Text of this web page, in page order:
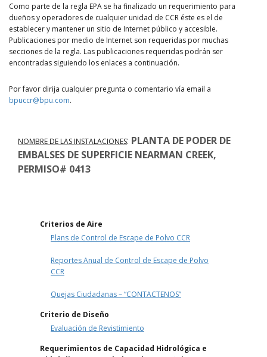
Como parte de la regla EPA se ha finalizado un requerimiento para
dueños y operadores de cualquier unidad de CCR éste es el de
establecer y mantener un sitio de Internet público y accesible.
Publicaciones por medio de Internet son requeridas por muchas
secciones de la regla. Las publicaciones requeridas podrán ser
encontradas siguiendo los enlaces a continuación.
Por favor dirija cualquier pregunta o comentario vía email a
bpuccr@bpu.com.
NOMBRE DE LAS INSTALACIONES: PLANTA DE PODER DE
EMBALSES DE SUPERFICIE NEARMAN CREEK,
PERMISO# 0413
Criterios de Aire
Plans de Control de Escape de Polvo CCR
Reportes Anual de Control de Escape de Polvo
CCR
Quejas Ciudadanas – “CONTACTENOS”
Criterio de Diseño
Evaluación de Revistimiento
Requerimientos de Capacidad Hidrológica e